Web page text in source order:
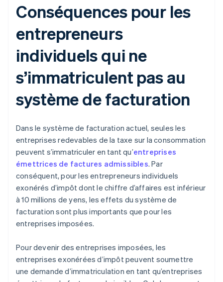
Conséquences pour les
entrepreneurs
individuels qui ne
s’immatriculent pas au
système de facturation
Dans le système de facturation actuel, seules les
entreprises redevables de la taxe sur la consommation
peuvent s’immatriculer en tant qu’entreprises
émettrices de factures admissibles. Par
conséquent, pour les entrepreneurs individuels
exonérés d’impôt dont le chiffre d’affaires est inférieur
à 10 millions de yens, les effets du système de
facturation sont plus importants que pour les
entreprises imposées.
Pour devenir des entreprises imposées, les
entreprises exonérées d’impôt peuvent soumettre
une demande d’immatriculation en tant qu’entreprises